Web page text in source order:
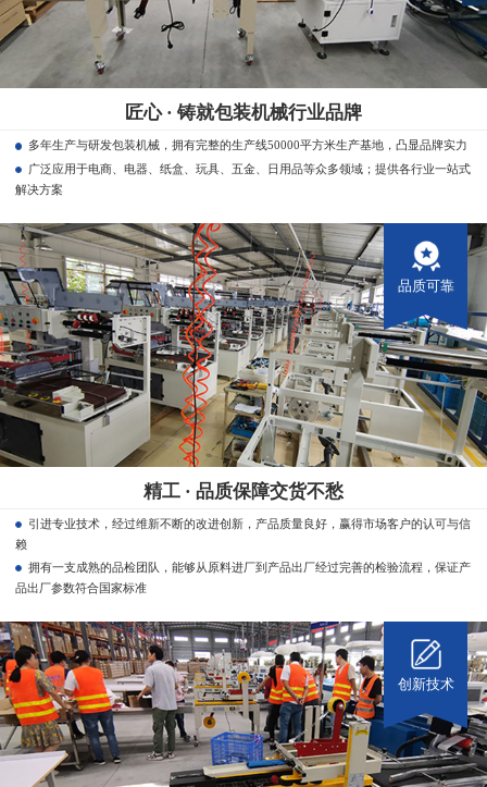
匠心 · 铸就包装机械行业品牌
多年生产与研发包装机械，拥有完整的生产线50000平方米生产基地，凸显品牌实力
广泛应用于电商、电器、纸盒、玩具、五金、日用品等众多领域；提供各行业一站式
解决方案
品质可靠
精工 · 品质保障交货不愁
引进专业技术，经过维新不断的改进创新，产品质量良好，赢得市场客户的认可与信
赖
拥有一支成熟的品检团队，能够从原料进厂到产品出厂经过完善的检验流程，保证产
品出厂参数符合国家标准
创新技术